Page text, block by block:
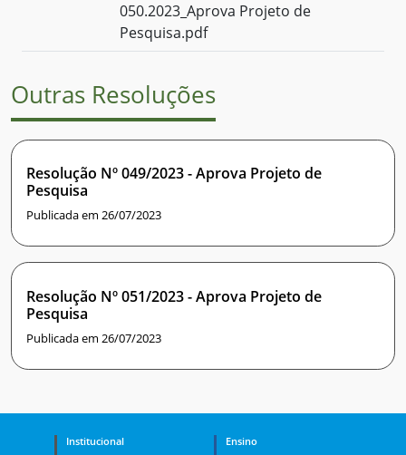
050.2023_Aprova Projeto de
Pesquisa.pdf
Outras Resoluções
Resolução Nº 049/2023 - Aprova Projeto de
Pesquisa
Publicada em 26/07/2023
Resolução Nº 051/2023 - Aprova Projeto de
Pesquisa
Publicada em 26/07/2023
Institucional
Ensino